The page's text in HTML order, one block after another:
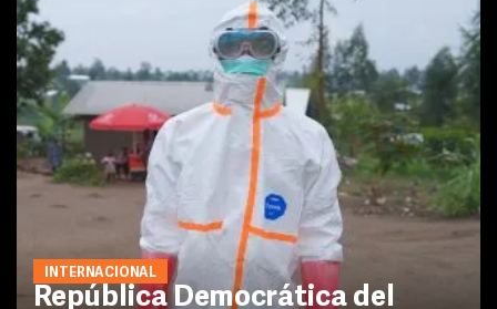
INTERNACIONAL
República Democrática del